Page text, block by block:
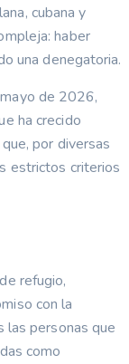
cubana y
haber
una denegatoria.
de 2026,
ha crecido
por diversas
estrictos criterios
refugio,
con la
las personas que
como